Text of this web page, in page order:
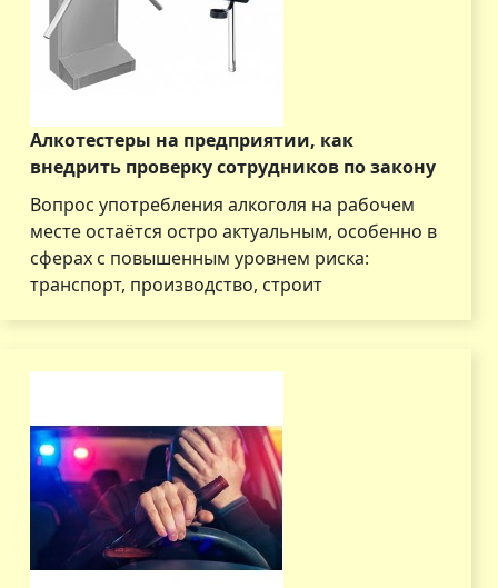
Алкотестеры на предприятии, как
внедрить проверку сотрудников по закону
Вопрос употребления алкоголя на рабочем
месте остаётся остро актуальным, особенно в
сферах с повышенным уровнем риска:
транспорт, производство, строит